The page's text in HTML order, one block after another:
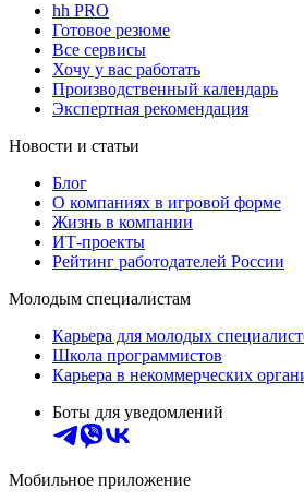
hh PRO
Готовое резюме
Все сервисы
Хочу у вас работать
Производственный календарь
Экспертная рекомендация
Новости и статьи
Блог
О компаниях в игровой форме
Жизнь в компании
ИТ-проекты
Рейтинг работодателей России
Молодым специалистам
Карьера для молодых
Школа программистов
Карьера в некоммерческих
Боты для уведомлений
Мобильное приложение